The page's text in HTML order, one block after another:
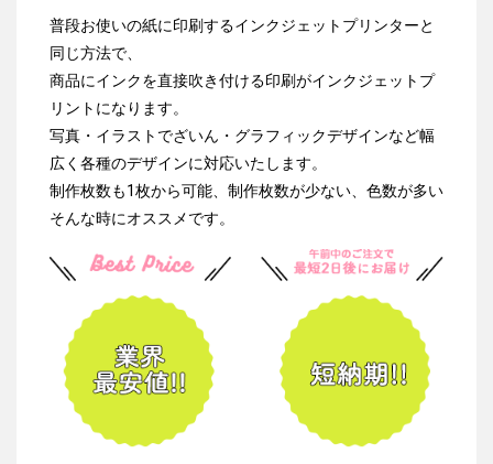
普段お使いの紙に印刷するインクジェットプリンターと
同じ方法で、
商品にインクを直接吹き付ける印刷がインクジェットプ
リントになります。
写真・イラストでざいん・グラフィックデザインなど幅
広く各種のデザインに対応いたします。
制作枚数も1枚から可能、制作枚数が少ない、色数が多い
そんな時にオススメです。